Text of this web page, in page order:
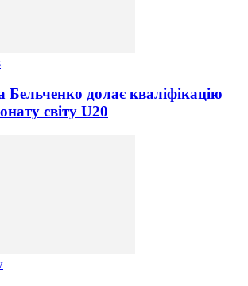
Бельченко долає кваліфікацію
світу U20